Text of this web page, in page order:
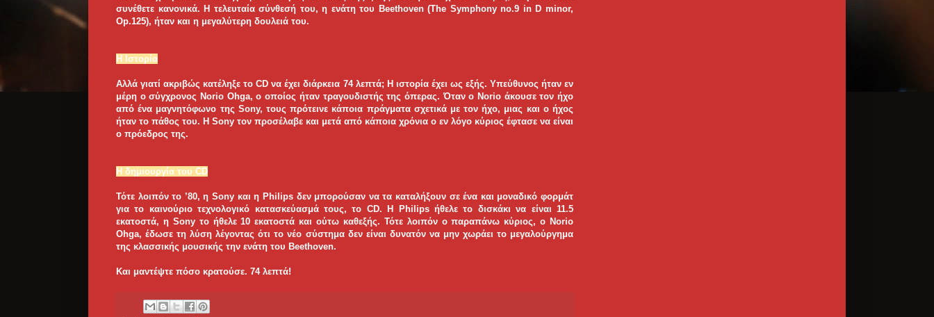
συνέθετε κανονικά. Η τελευταία σύνθεσή του, η ενάτη του Beethoven (The Symphony no.9 in D minor,
Op.125), ήταν και η μεγαλύτερη δουλειά του.
Η Ιστορία
Αλλά γιατί ακριβώς κατέληξε το CD να έχει διάρκεια 74 λεπτά; Η ιστορία έχει ως εξής. Υπεύθυνος ήταν εν
μέρη ο σύγχρονος Norio Ohga, ο οποίος ήταν τραγουδιστής της όπερας. Όταν ο Norio άκουσε τον ήχο
από ένα μαγνητόφωνο της Sony, τους πρότεινε κάποια πράγματα σχετικά με τον ήχο, μιας και ο ήχος
ήταν το πάθος του. Η Sony τον προσέλαβε και μετά από κάποια χρόνια ο εν λόγο κύριος έφτασε να είναι
ο πρόεδρος της.
Η δημιουργία του CD
Τότε λοιπόν το ’80, η Sony και η Philips δεν μπορούσαν να τα καταλήξουν σε ένα και μοναδικό φορμάτ
για το καινούριο τεχνολογικό κατασκεύασμά τους, το CD. Η Philips ήθελε το δισκάκι να είναι 11.5
εκατοστά, η Sony το ήθελε 10 εκατοστά και ούτω καθεξής. Τότε λοιπόν ο παραπάνω κύριος, ο Norio
Ohga, έδωσε τη λύση λέγοντας ότι το νέο σύστημα δεν είναι δυνατόν να μην χωράει το μεγαλούργημα
της κλασσικής μουσικής την ενάτη του Beethoven.
Και μαντέψτε πόσο κρατούσε. 74 λεπτά!